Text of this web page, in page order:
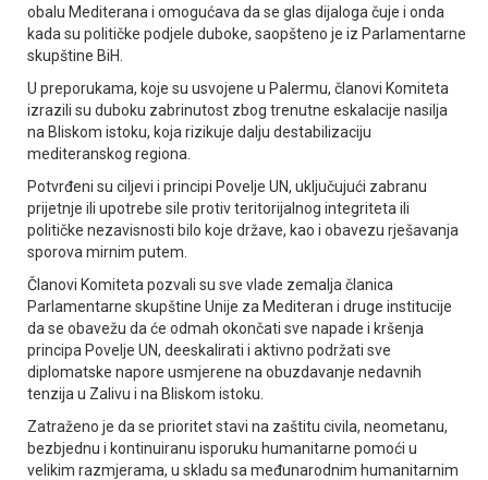
obalu Mediterana i omogućava da se glas dijaloga čuje i onda
kada su političke podjele duboke, saopšteno je iz Parlamentarne
skupštine BiH.
U preporukama, koje su usvojene u Palermu, članovi Komiteta
izrazili su duboku zabrinutost zbog trenutne eskalacije nasilja
na Bliskom istoku, koja rizikuje dalju destabilizaciju
mediteranskog regiona.
Potvrđeni su ciljevi i principi Povelje UN, uključujući zabranu
prijetnje ili upotrebe sile protiv teritorijalnog integriteta ili
političke nezavisnosti bilo koje države, kao i obavezu rješavanja
sporova mirnim putem.
Članovi Komiteta pozvali su sve vlade zemalja članica
Parlamentarne skupštine Unije za Mediteran i druge institucije
da se obavežu da će odmah okončati sve napade i kršenja
principa Povelje UN, deeskalirati i aktivno podržati sve
diplomatske napore usmjerene na obuzdavanje nedavnih
tenzija u Zalivu i na Bliskom istoku.
Zatraženo je da se prioritet stavi na zaštitu civila, neometanu,
bezbjednu i kontinuiranu isporuku humanitarne pomoći u
velikim razmjerama, u skladu sa međunarodnim humanitarnim